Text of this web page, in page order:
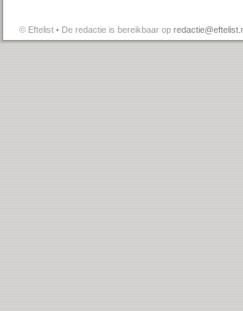
© Eftelist • De redactie is bereikbaar op